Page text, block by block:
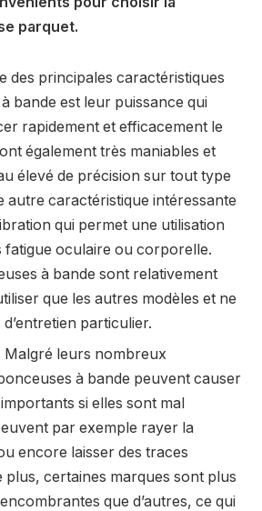
parquet.
des principales caractéristiques
bande est leur puissance qui
rapidement et efficacement le
également très maniables et
élevé de précision sur tout type
autre caractéristique intéressante
qui permet une utilisation
fatigue oculaire ou corporelle.
à bande sont relativement
que les autres modèles et ne
particulier.
Malgré leurs nombreux
à bande peuvent causer
si elles sont mal
par exemple rayer la
encore laisser des traces
plus, certaines marques sont plus
que d’autres, ce qui